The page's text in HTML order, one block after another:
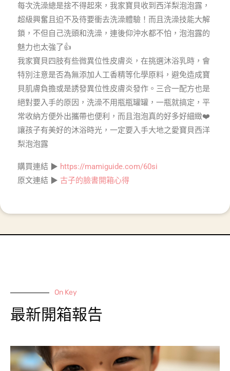
每次洗澡總是捨不得起來，我家寶貝收到西洋梨泡泡露，
超級興奮且迫不及待要衝去洗澡體驗！而且洗澡技能大解
鎖，不但自己洗頭和洗澡，連後仰沖水都不怕，泡泡露的
魅力也太強了👍
我家寶貝四肢有些微異位性皮膚炎，在挑選沐浴乳時，會
特別注意是否為無添加人工香精等化學原料，避免造成寶
貝肌膚負擔或是誘發異位性皮膚炎發作。三合一配方也是
絕對要入手的原因，洗澡不用瓶瓶罐罐，一瓶就搞定，平
常收納方便外出攜帶也便利，而且泡泡真的好多好細緻❤️
讓孩子有美好的沐浴時光，一定要入手大地之愛寶貝西洋
梨泡泡露
購買連結 ▶ https://mamiguide.com/60si
原文連結 ▶ 古子的臉書開箱心得
On Key
最新開箱報告